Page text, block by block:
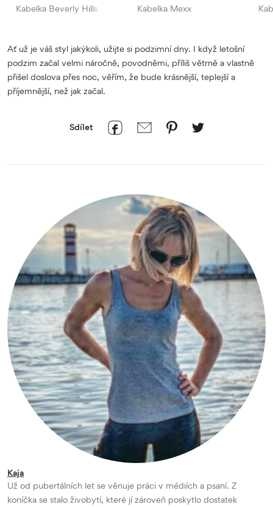
Kabelka Beverly Hills Polo ClubKabelka Mexx
Ať už je váš styl jakýkoli, užijte si podzimní dny. I když letošní
podzim začal velmi náročně, povodněmi, příliš větrně a vlastně
přišel doslova přes noc, věřím, že bude krásnější, teplejší a
příjemnější, než jak začal.
Sdílet
Kaja
Už od pubertálních let se věnuje práci v médiích a psaní. Z
koníčka se stalo živobytí, které jí zároveň poskytlo dostatek